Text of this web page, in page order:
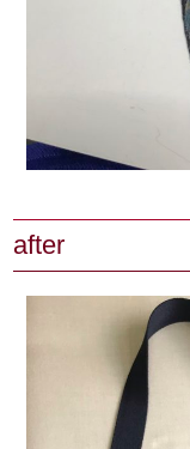
after